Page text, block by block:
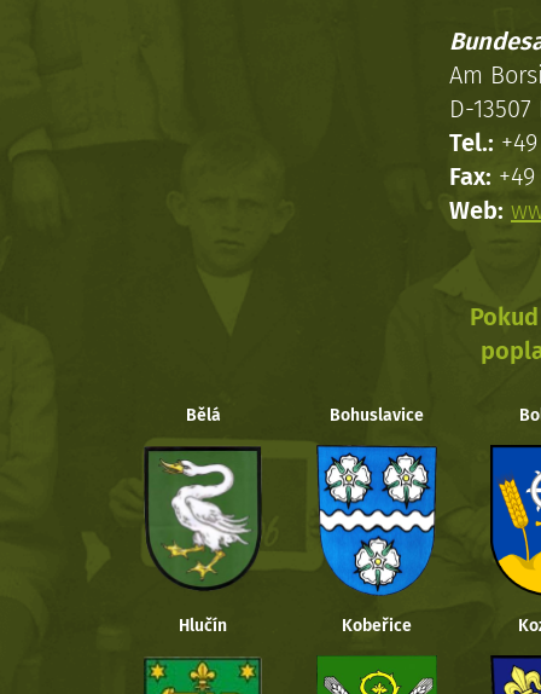
Am
D-
Tel.:
Fax:
Web:
Bělá Bohuslavice
Hlučín Kobeřice